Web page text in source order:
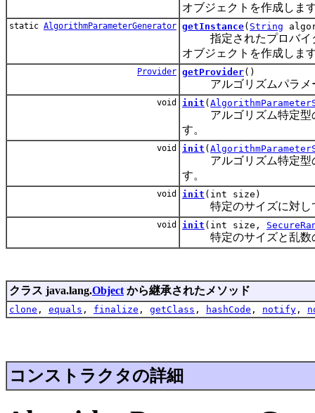
オブジェクトを作成しま
static AlgorithmParameterGenerator getInstance( String
指定されたプロバイダ
オブジェクトを作成しま
Provider getProvider()
アルゴリズムパラメー
void init (
アルゴリズム特定型の
す。
void init (
アルゴリズム特定型の
す。
void init (int size)
特定のサイズに対して
void init (int size,
特定のサイズと乱数の
クラス java.lang.Object から継承されたメソッド
clone , equals , finalize , getClass , hashCode , notify ,
コンストラクタの詳細